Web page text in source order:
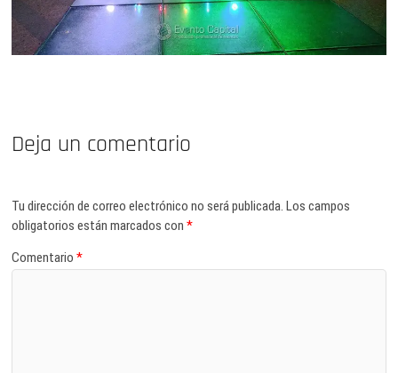
Deja un comentario
Tu dirección de correo electrónico no será publicada. Los campos
obligatorios están marcados con*
Comentario*